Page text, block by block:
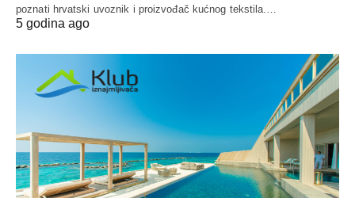
poznati hrvatski uvoznik i proizvođač kućnog tekstila.…
5 godina ago